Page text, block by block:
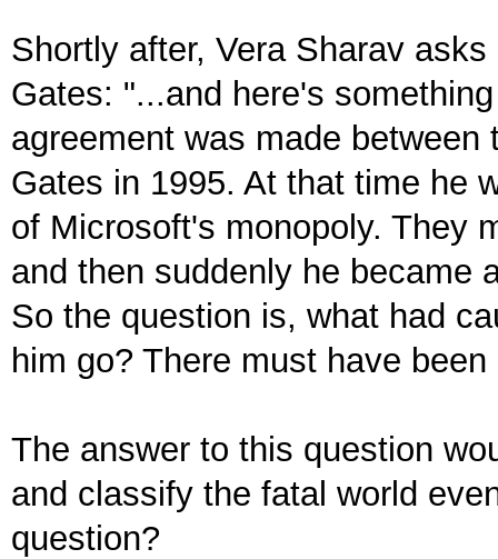
Shortly after, Vera Sharav
Gates: "...and here's
agreement was made
Gates in 1995. At that time he
of Microsoft's monopoly. They
and then suddenly he became
So the question is, what had
him go? There must have
The answer to this question
and classify the fatal world
question?